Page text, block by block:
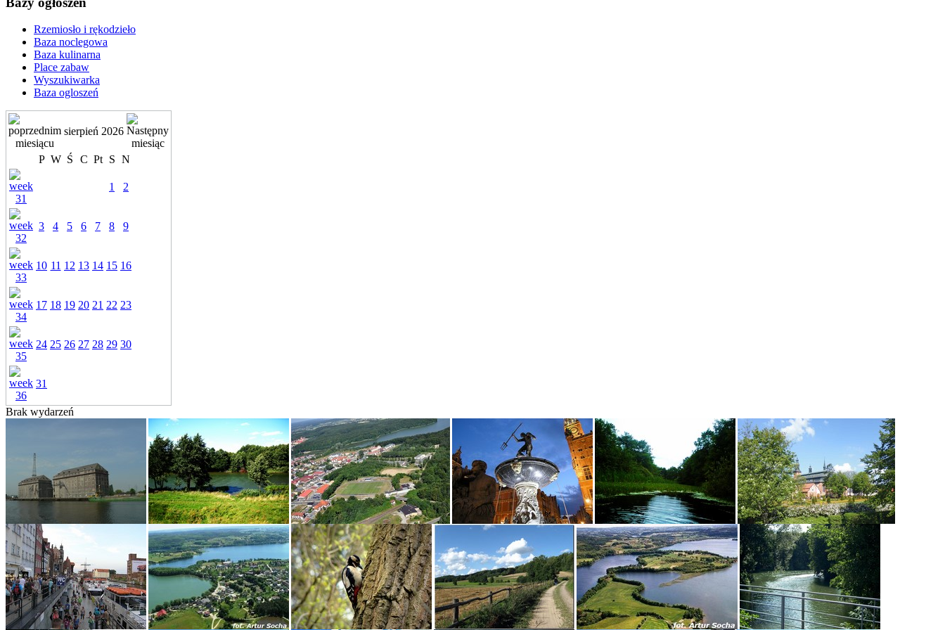
Rzemiosło i rękodzieło
Baza noclegowa
Baza kulinarna
Place zabaw
Wyszukiwarka
Baza ogloszeń
sierpień 2026
P W Ś C Pt S N
1 2
3 4 5 6 7 8 9
10 11 12 13 14 15 16
17 18 19 20 21 22 23
24 25 26 27 28 29 30
31
Brak wydarzeń